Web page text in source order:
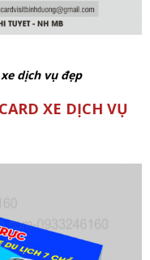
dịch vụ đẹp
XE DỊCH VỤ